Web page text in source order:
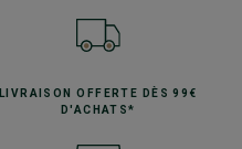
LIVRAISON OFFERTE
DÈS 99€
D'ACHATS*